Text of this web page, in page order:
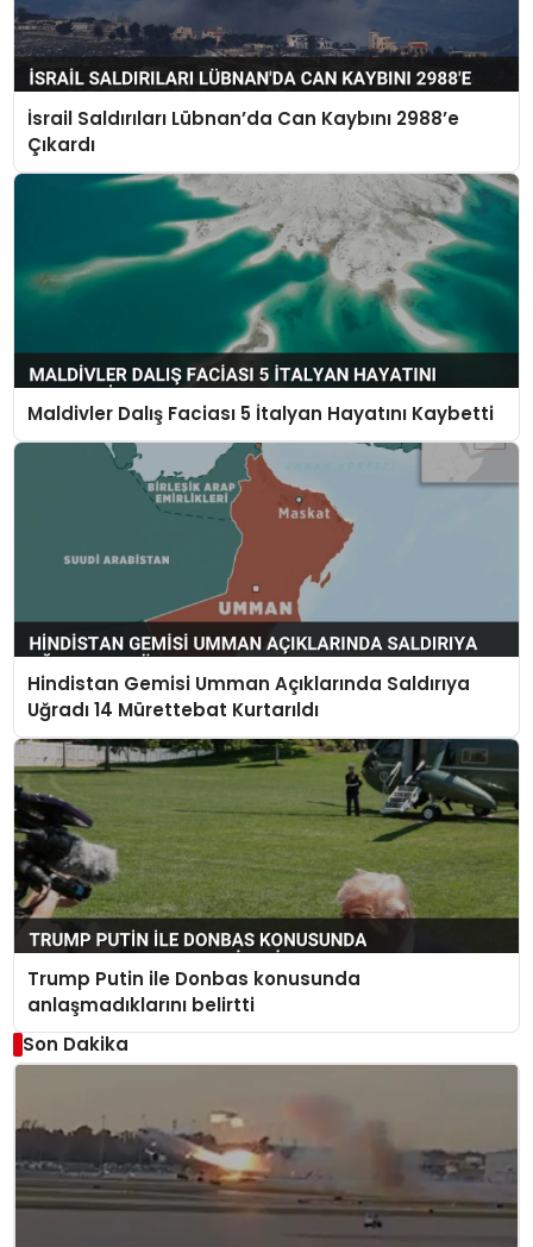
İsrail Saldırıları Lübnan’da Can Kaybını 2988’e
Çıkardı
Maldivler Dalış Faciası 5 İtalyan Hayatını Kaybetti
Hindistan Gemisi Umman Açıklarında Saldırıya
Uğradı 14 Mürettebat Kurtarıldı
Trump Putin ile Donbas konusunda
anlaşmadıklarını belirtti
Son Dakika